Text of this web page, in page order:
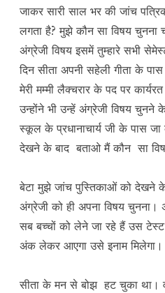
जाकर सारी साल भर की जांच
लगता है? मुझे कौन सा विषय चुनना
अंग्रेजी विषय इसमें तुम्हारे सभी
दिन सीता अपनी सहेली गीता के पास
मेरी मम्मी लैक्चरार के पद पर
उन्होंने भी उन्हें अंग्रेजी विषय
स्कूल के प्रधानाचार्य जी के पास
देखने के बाद बताओ मैं कौन सा
बेटा मुझे जांच पुस्तिकाओं को देखने
अंग्रेजी को ही अपना विषय
सब बच्चों को लेने जा रहे हैं उस टेस्ट
अंक लेकर आएगा उसे इनाम
सीता के मन से बोझ हट चुका था।